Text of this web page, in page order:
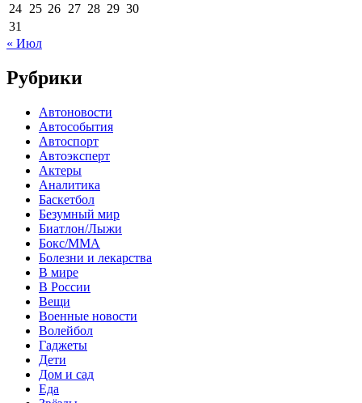
24 25 26 27 28 29 30
31
« Июл
Рубрики
Автоновости
Автособытия
Автоспорт
Автоэксперт
Актеры
Аналитика
Баскетбол
Безумный мир
Биатлон/Лыжи
Бокс/MMA
Болезни и лекарства
В мире
В России
Вещи
Военные новости
Волейбол
Гаджеты
Дети
Дом и сад
Еда